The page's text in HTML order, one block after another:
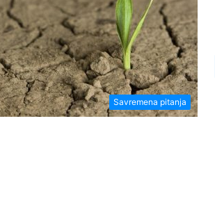
Savremena pitanja